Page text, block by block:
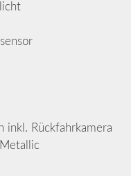
inkl. Rückfahrkamera